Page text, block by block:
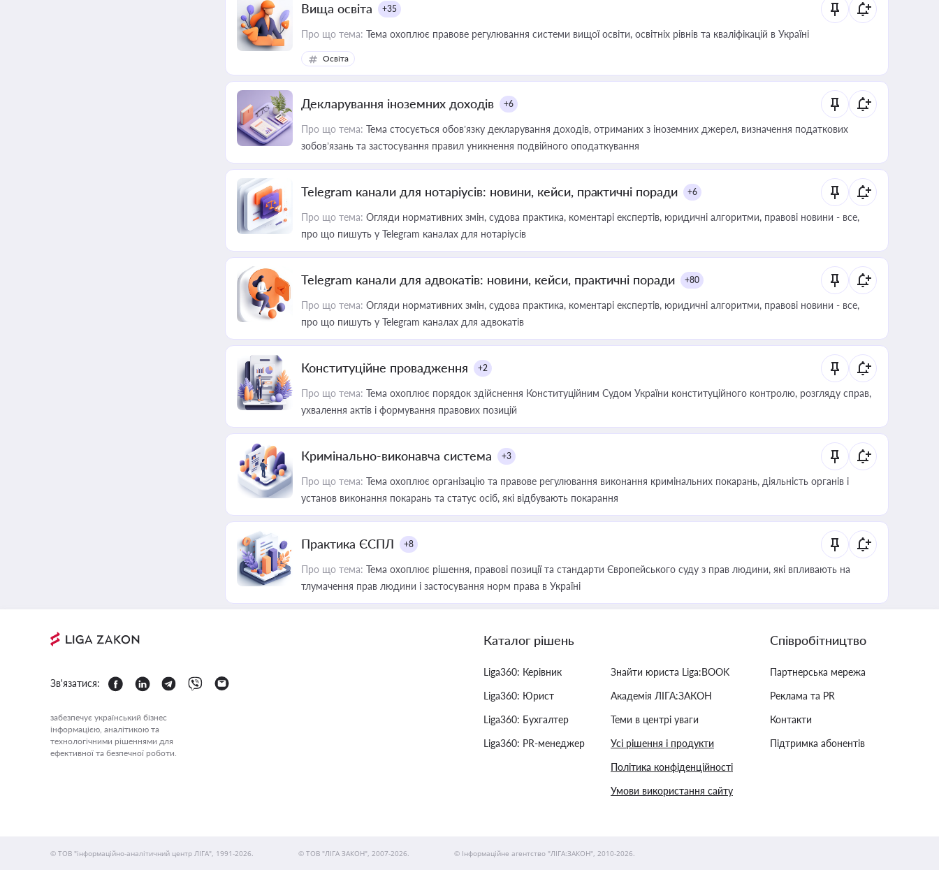
Вища освіта +35
Про що тема: Тема охоплює правове регулювання системи вищої освіти, освітніх рівнів та кваліфікацій в Україні
Освіта
Декларування іноземних доходів +6
Про що тема: Тема стосується обов’язку декларування доходів, отриманих з іноземних джерел, визначення податкових
зобов’язань та застосування правил уникнення подвійного оподаткування
Telegram канали для нотаріусів: новини, кейси, практичні поради +6
Про що тема: Огляди нормативних змін, судова практика, коментарі експертів, юридичні алгоритми, правові новини - все,
про що пишуть у Telegram каналах для нотаріусів
Telegram канали для адвокатів: новини, кейси, практичні поради +80
Про що тема: Огляди нормативних змін, судова практика, коментарі експертів, юридичні алгоритми, правові новини - все,
про що пишуть у Telegram каналах для адвокатів
Конституційне провадження +2
Про що тема: Тема охоплює порядок здійснення Конституційним Судом України конституційного контролю, розгляду справ,
ухвалення актів і формування правових позицій
Кримінально-виконавча система +3
Про що тема: Тема охоплює організацію та правове регулювання виконання кримінальних покарань, діяльність органів і
установ виконання покарань та статус осіб, які відбувають покарання
Практика ЄСПЛ +8
Про що тема: Тема охоплює рішення, правові позиції та стандарти Європейського суду з прав людини, які впливають на
тлумачення прав людини і застосування норм права в Україні
Зв'язатися:
забезпечує український бізнес
інформацією, аналітикою та
технологічними рішеннями для
ефективної та безпечної роботи.
Каталог рішень
Liga360: Керівник
Liga360: Юрист
Liga360: Бухгалтер
Liga360: PR-менеджер
Знайти юриста Liga:BOOK
Академія ЛІГА:ЗАКОН
Теми в центрі уваги
Усі рішення і продукти
Політика конфіденційності
Умови використання сайту
Співробітництво
Партнерська мережа
Реклама та PR
Контакти
Підтримка абонентів
© ТОВ "інформаційно-аналітичний центр ЛІГА", 1991-2026. © ТОВ "ЛІГА ЗАКОН", 2007-2026. © Інформаційне агентство "ЛІГА:ЗАКОН", 2010-2026.